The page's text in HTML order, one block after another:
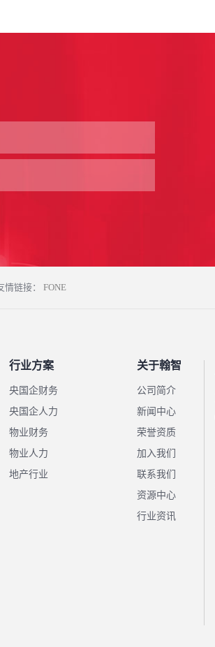
情链接： FONE
行业方案
央国企财务
央国企人力
物业财务
物业人力
地产行业
关于翰智
公司简介
新闻中心
荣誉资质
加入我们
联系我们
资源中心
行业资讯